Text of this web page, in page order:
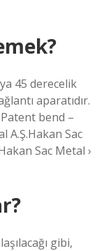
45 derecelik
aparatıdır.
bend –
A.Ş.Hakan Sac
Sac Metal ›
gibi,